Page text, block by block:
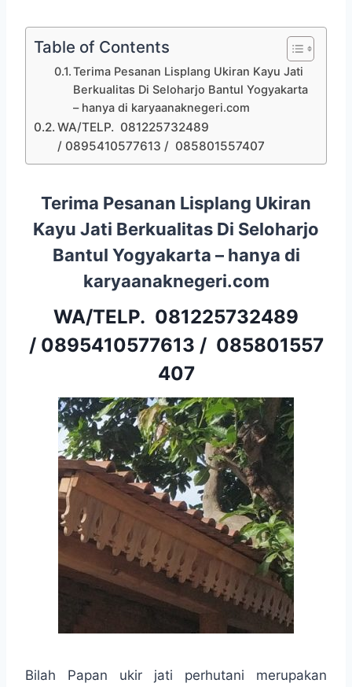
Table of Contents
Terima Pesanan Lisplang Ukiran Kayu Jati
Berkualitas Di Seloharjo Bantul Yogyakarta
– hanya di karyaanaknegeri.com
WA/TELP. 081225732489
/ 0895410577613 / 085801557407
Terima Pesanan Lisplang Ukiran
Kayu Jati Berkualitas Di Seloharjo
Bantul Yogyakarta – hanya di
karyaanaknegeri.com
WA/TELP. 081225732489
/ 0895410577613 / 085801557
407
Bilah Papan ukir jati perhutani merupakan